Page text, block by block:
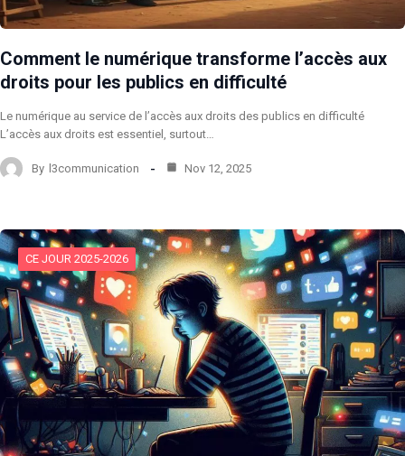
Comment le numérique transforme l’accès aux
droits pour les publics en difficulté
Le numérique au service de l’accès aux droits des publics en difficulté
L’accès aux droits est essentiel, surtout…
By l3communication Nov 12, 2025
CE JOUR 2025-2026